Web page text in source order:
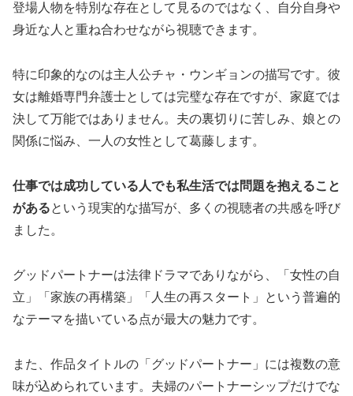
登場人物を特別な存在として見るのではなく、自分自身や
身近な人と重ね合わせながら視聴できます。
特に印象的なのは主人公チャ・ウンギョンの描写です。彼
女は離婚専門弁護士としては完璧な存在ですが、家庭では
決して万能ではありません。夫の裏切りに苦しみ、娘との
関係に悩み、一人の女性として葛藤します。
仕事では成功している人でも私生活では問題を抱えること
があるという現実的な描写が、多くの視聴者の共感を呼び
ました。
グッドパートナーは法律ドラマでありながら、「女性の自
立」「家族の再構築」「人生の再スタート」という普遍的
なテーマを描いている点が最大の魅力です。
また、作品タイトルの「グッドパートナー」には複数の意
味が込められています。夫婦のパートナーシップだけでな